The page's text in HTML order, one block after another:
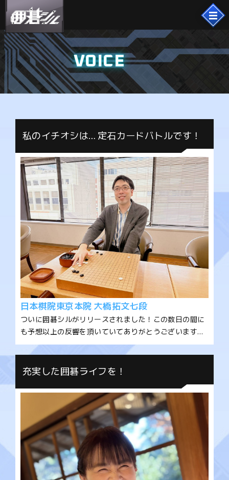
VOICE
私のイチオシは… 定石カードバトルです！
日本棋院東京本院 大橋拓文七段
ついに囲碁シルがリリースされました！この数日の間に
も予想以上の反響を頂いていてありがとうございます。
私のイチオシであり全く新しいゲーム要素満載の、定石
カードバトル！早くもリリース初日にして定石カードの
トリッキーな配置に気づいていただいたようで感激して
なるので、ステップアップバトルと定石カードバトルを
周回すると好循環でレベルアップしていきます。まさか
囲碁アプリで周回をおすすめする日がくるとは思いませ
んでした 笑。今後も、定石カードの追加やゲームある
あるのスキル調整が入り（多分）、どんどん面白くなる
と思いますので、ご意見は ＃囲碁シル で投稿いただける
と嬉しいです。
充実した囲碁ライフを！